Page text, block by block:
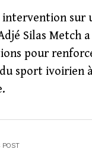
sur
Silas Metch
pour
sport ivoirien
POST